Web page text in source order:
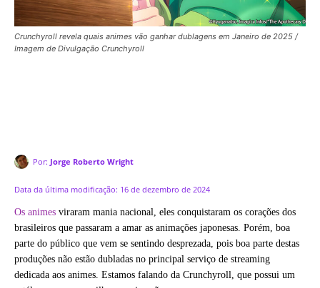
Crunchyroll revela quais animes vão ganhar dublagens em Janeiro de 2025 /
Imagem de Divulgação Crunchyroll
Por: Jorge Roberto Wright
Data da última modificação: 16 de dezembro de 2024
Os animes viraram mania nacional, eles conquistaram os corações dos
brasileiros que passaram a amar as animações japonesas. Porém, boa
parte do público que vem se sentindo desprezada, pois boa parte destas
produções não estão dubladas no principal serviço de streaming
dedicada aos animes. Estamos falando da Crunchyroll, que possui um